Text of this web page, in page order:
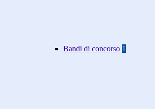
Bandi di concorso 1